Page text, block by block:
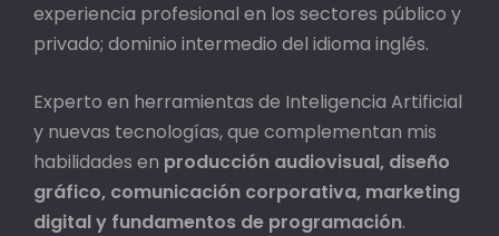
experiencia profesional en los sectores público y
privado; dominio intermedio del idioma inglés.
Experto en herramientas de Inteligencia Artificial
y nuevas tecnologías, que complementan mis
habilidades en producción audiovisual, diseño
gráfico, comunicación corporativa, marketing
digital y fundamentos de programación.